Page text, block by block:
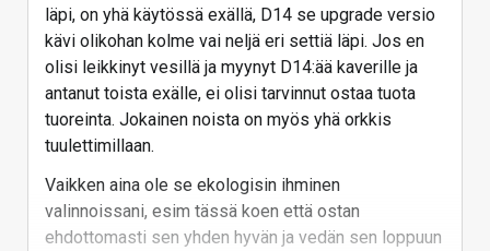
läpi, on yhä käytössä exällä, D14 se upgrade versio
kävi olikohan kolme vai neljä eri settiä läpi. Jos en
olisi leikkinyt vesillä ja myynyt D14:ää kaverille ja
antanut toista exälle, ei olisi tarvinnut ostaa tuota
tuoreinta. Jokainen noista on myös yhä orkkis
tuulettimillaan.
Vaikken aina ole se ekologisin ihminen
valinnoissani, esim tässä koen että ostan
ehdottomasti sen yhden hyvän ja vedän sen loppuun